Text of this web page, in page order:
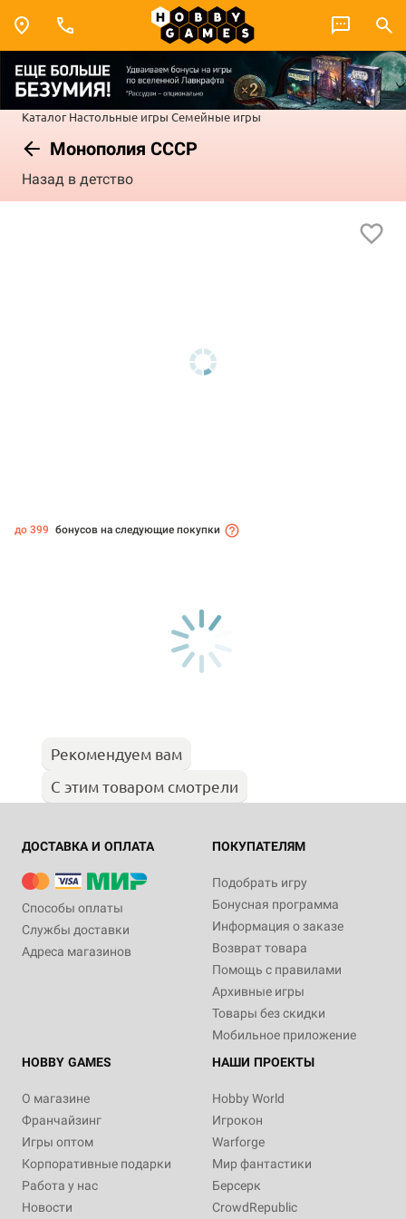
Каталог Настольные игры Семейные игры
Монополия СССР
Назад в детство
до 399 бонусов на следующие покупки
Рекомендуем вам
С этим товаром смотрели
ДОСТАВКА И ОПЛАТА
Способы оплаты
Службы доставки
Адреса магазинов
ПОКУПАТЕЛЯМ
Подобрать игру
Бонусная программа
Информация о заказе
Возврат товара
Помощь с правилами
Архивные игры
Товары без скидки
Мобильное приложение
HOBBY GAMES
О магазине
Франчайзинг
Игры оптом
Корпоративные подарки
Работа у нас
Новости
НАШИ ПРОЕКТЫ
Hobby World
Игрокон
Warforge
Мир фантастики
Берсерк
CrowdRepublic